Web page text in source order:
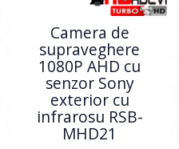
Camera de
supraveghere
1080P AHD cu
senzor Sony
exterior cu
infrarosu RSB-
MHD21